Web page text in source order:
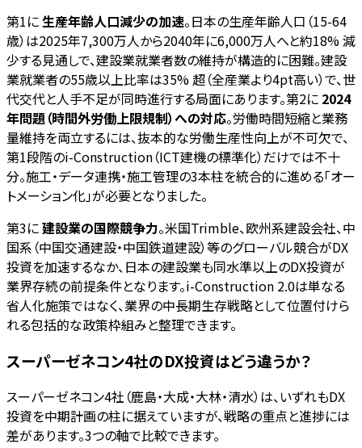
第1に生産年齢人口減少の加速。日本の生産年齢人口（15-64
歳）は2025年7,300万人から2040年に6,000万人へと約18% 減
少する見通しで、建設業就業者数の維持が構造的に困難。建設
業就業者の55歳以上比率は35% 超（全産業より4pt高い）で、世
代交代と人手不足が同時進行する局面にあります。第2に 2024
年問題（時間外労働上限規制）への対応。労働時間短縮と業務
量維持を両立するには、抜本的な労働生産性向上が不可欠で、
第1段階のi-Construction（ICT建機の標準化）だけでは不十
分。施工・データ連携・施工管理の3本柱を統合的に進める「オー
トメーション化」が必要となりました。
第3に建設業の国際競争力。米国Trimble、欧州系建設会社、中
国系（中国交通建設・中国鉄道建設）等のグローバル競合がDX
投資を加速するなか、日本の建設業も同水準以上のDX投資が
業界存続の前提条件となります。i-Construction 2.0は単なる
省人化施策ではなく、業界の中長期生存戦略として位置付けら
れる包括的な政策枠組みと整理できます。
スーパーゼネコン4社のDX投資はどう違うか？
スーパーゼネコン4社（鹿島・大成・大林・清水）は、いずれもDX
投資を中期計画の柱に据えていますが、戦略の重点と進捗には
差があります。3つの軸で比較できます。